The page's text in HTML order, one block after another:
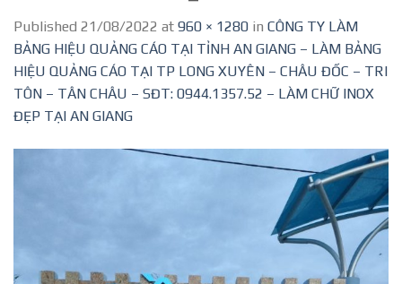
Published 21/08/2022 at 960 × 1280 in CÔNG TY LÀM
BẢNG HIỆU QUẢNG CÁO TẠI TỈNH AN GIANG – LÀM BẢNG
HIỆU QUẢNG CÁO TẠI TP LONG XUYÊN – CHÂU ĐỐC – TRI
TÔN – TÂN CHÂU – SĐT: 0944.1357.52 – LÀM CHỮ INOX
ĐẸP TẠI AN GIANG